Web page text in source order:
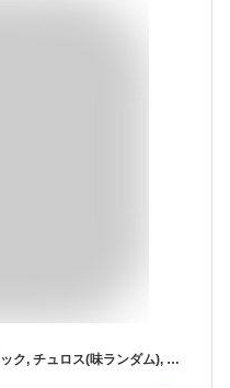
韓国お菓子11種セット トッポキスナック, チュロス(味ランダム), バターワッフル 中, ハニーバターチップ , しっとりチョコチップクッキー, イェガム オリジナル, イェガム チーズグラタン , チョコパイ, フレンチパイ, コブクチップ きなこ, コブクチップ チョコ 한국과자 선물세트